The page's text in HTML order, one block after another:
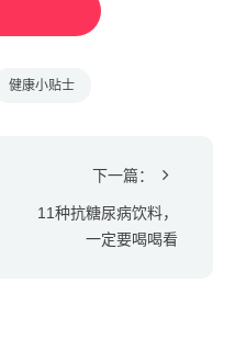
健康小贴士
下一篇：
11种抗糖尿病饮料，
一定要喝喝看